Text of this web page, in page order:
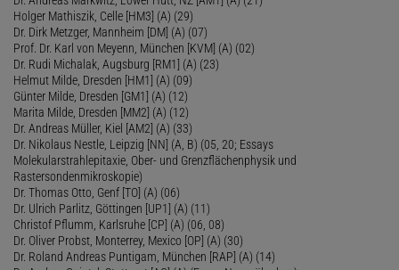
Holger Mathiszik, Celle [HM3] (A) (29)
Dr. Dirk Metzger, Mannheim [DM] (A) (07)
Prof. Dr. Karl von Meyenn, München [KVM] (A) (02)
Dr. Rudi Michalak, Augsburg [RM1] (A) (23)
Helmut Milde, Dresden [HM1] (A) (09)
Günter Milde, Dresden [GM1] (A) (12)
Marita Milde, Dresden [MM2] (A) (12)
Dr. Andreas Müller, Kiel [AM2] (A) (33)
Dr. Nikolaus Nestle, Leipzig [NN] (A, B) (05, 20; Essays
Molekularstrahlepitaxie, Ober- und Grenzflächenphysik und
Rastersondenmikroskopie)
Dr. Thomas Otto, Genf [TO] (A) (06)
Dr. Ulrich Parlitz, Göttingen [UP1] (A) (11)
Christof Pflumm, Karlsruhe [CP] (A) (06, 08)
Dr. Oliver Probst, Monterrey, Mexico [OP] (A) (30)
Dr. Roland Andreas Puntigam, München [RAP] (A) (14)